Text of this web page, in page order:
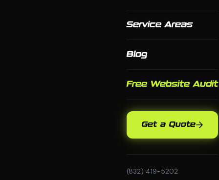
Service Areas
Blog
Free Website Audit
Get a Quote
(832) 419-5202